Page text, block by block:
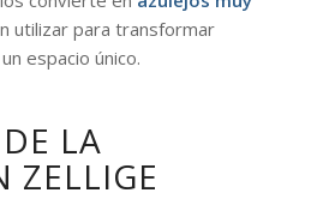
utilizar para transformar
espacio único.
LA
ZELLIGE